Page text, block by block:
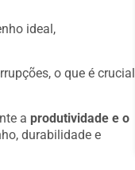
ideal,
o que é crucial
a produtividade e o
durabilidade e